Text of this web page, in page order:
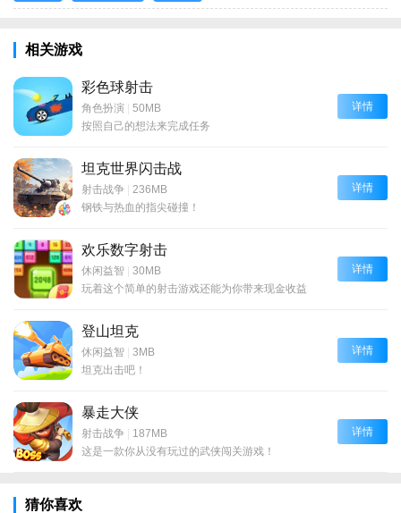
相关游戏
彩色球射击
角色扮演 | 50MB
按照自己的想法来完成任务
详情
坦克世界闪击战
射击战争 | 236MB
钢铁与热血的指尖碰撞！
详情
欢乐数字射击
休闲益智 | 30MB
玩着这个简单的射击游戏还能为你带来现金收益
详情
登山坦克
休闲益智 | 3MB
坦克出击吧！
详情
暴走大侠
射击战争 | 187MB
这是一款你从没有玩过的武侠闯关游戏！
详情
猜你喜欢